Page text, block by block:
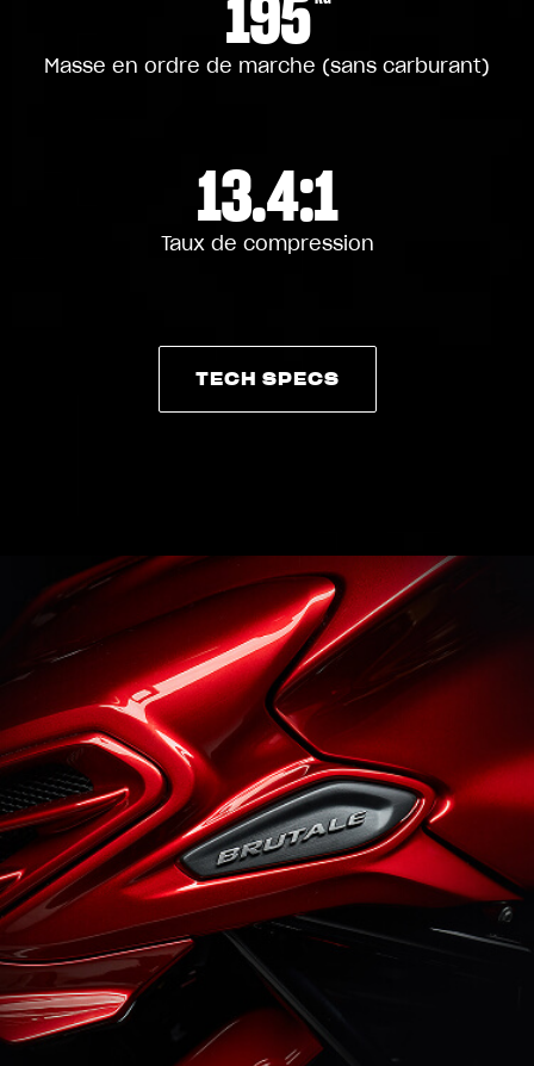
195
Masse en ordre de marche (sans carburant)
13.4:1
Taux de compression
TECH SPECS